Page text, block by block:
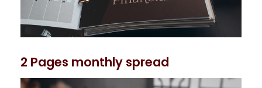
2 Pages monthly spread